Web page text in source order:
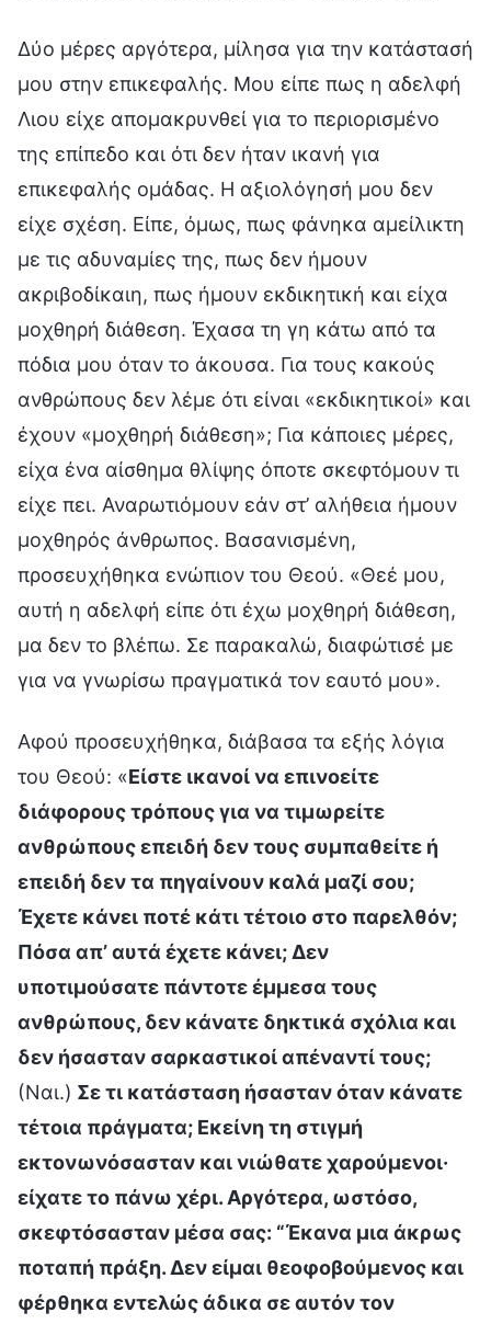
Δύο μέρες αργότερα, μίλησα για την κατάστασή
μου στην επικεφαλής. Μου είπε πως η αδελφή
Λιου είχε απομακρυνθεί για το περιορισμένο
της επίπεδο και ότι δεν ήταν ικανή για
επικεφαλής ομάδας. Η αξιολόγησή μου δεν
είχε σχέση. Είπε, όμως, πως φάνηκα αμείλικτη
με τις αδυναμίες της, πως δεν ήμουν
ακριβοδίκαιη, πως ήμουν εκδικητική και είχα
μοχθηρή διάθεση. Έχασα τη γη κάτω από τα
πόδια μου όταν το άκουσα. Για τους κακούς
ανθρώπους δεν λέμε ότι είναι «εκδικητικοί» και
έχουν «μοχθηρή διάθεση»; Για κάποιες μέρες,
είχα ένα αίσθημα θλίψης όποτε σκεφτόμουν τι
είχε πει. Αναρωτιόμουν εάν στ’ αλήθεια ήμουν
μοχθηρός άνθρωπος. Βασανισμένη,
προσευχήθηκα ενώπιον του Θεού. «Θεέ μου,
αυτή η αδελφή είπε ότι έχω μοχθηρή διάθεση,
μα δεν το βλέπω. Σε παρακαλώ, διαφώτισέ με
για να γνωρίσω πραγματικά τον εαυτό μου».
Αφού προσευχήθηκα, διάβασα τα εξής λόγια
του Θεού: «Είστε ικανοί να επινοείτε
διάφορους τρόπους για να τιμωρείτε
ανθρώπους επειδή δεν τους συμπαθείτε ή
επειδή δεν τα πηγαίνουν καλά μαζί σου;
Έχετε κάνει ποτέ κάτι τέτοιο στο παρελθόν;
Πόσα απ’ αυτά έχετε κάνει; Δεν
υποτιμούσατε πάντοτε έμμεσα τους
ανθρώπους, δεν κάνατε δηκτικά σχόλια και
δεν ήσασταν σαρκαστικοί απέναντί τους;
(Ναι.) Σε τι κατάσταση ήσασταν όταν κάνατε
τέτοια πράγματα; Εκείνη τη στιγμή
εκτονωνόσασταν και νιώθατε χαρούμενοι·
είχατε το πάνω χέρι. Αργότερα, ωστόσο,
σκεφτόσασταν μέσα σας: “Έκανα μια άκρως
ποταπή πράξη. Δεν είμαι θεοφοβούμενος και
φέρθηκα εντελώς άδικα σε αυτόν τον